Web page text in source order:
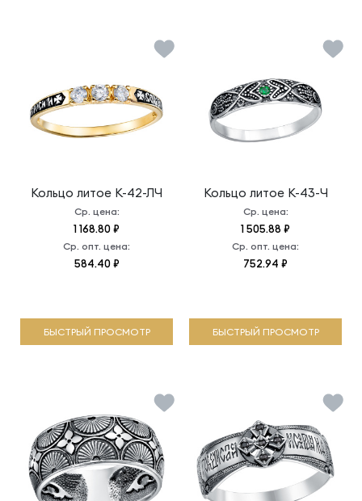
Кольцо литое К-42-ЛЧ
Ср. цена:
1 168.80 ₽
Ср. опт. цена:
584.40 ₽
БЫСТРЫЙ ПРОСМОТР
Кольцо литое К-43-Ч
Ср. цена:
1 505.88 ₽
Ср. опт. цена:
752.94 ₽
БЫСТРЫЙ ПРОСМОТР